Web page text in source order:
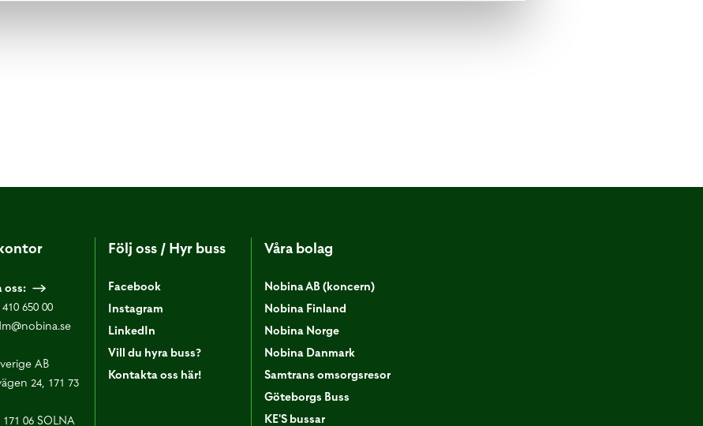
oss:
650 00
AB
24, 171 73
171 06 SOLNA
Följ oss / Hyr buss
Facebook
Instagram
LinkedIn
Vill du hyra buss?
Kontakta oss här!
Våra bolag
Nobina AB (koncern)
Nobina Finland
Nobina Norge
Nobina Danmark
Samtrans omsorgsresor
Göteborgs Buss
KE'S bussar